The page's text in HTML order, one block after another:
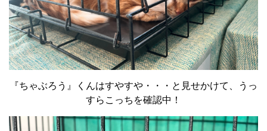
『ちゃぶろう』くんはすやすや・・・と見せかけて、うっ
すらこっちを確認中！